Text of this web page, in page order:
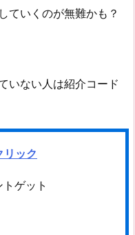
ていくのが無難かも？
いない人は紹介コード
ック
トゲット